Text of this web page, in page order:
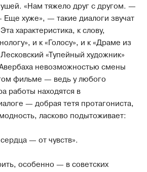
«Нам тяжело друг с другом. —
Еще хуже», — такие диалоги звучат
характеристика, к слову,
и к «Голосу», и к «Драме из
«Тупейный художник»
невозможностью смены
фильме — ведь у любого
работы находятся в
— добрая тетя протагониста,
ласково подытоживает:
— от чувств».
особенно — в советских